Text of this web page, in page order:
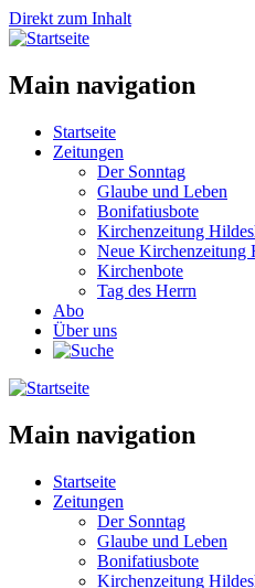
Direkt zum Inhalt
Main navigation
Startseite
Zeitungen
Der Sonntag
Glaube und Leben
Bonifatiusbote
Kirchenzeitung
Neue Kirchenzeitung
Kirchenbote
Tag des Herrn
Abo
Über uns
Main navigation
Startseite
Zeitungen
Der Sonntag
Glaube und Leben
Bonifatiusbote
Kirchenzeitung